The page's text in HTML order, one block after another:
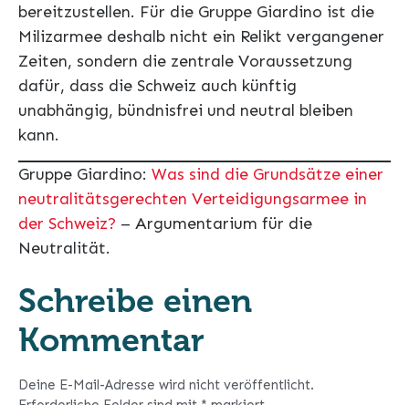
bereitzustellen. Für die Gruppe Giardino ist die
Milizarmee deshalb nicht ein Relikt vergangener
Zeiten, sondern die zentrale Voraussetzung
dafür, dass die Schweiz auch künftig
unabhängig, bündnisfrei und neutral bleiben
kann.
Gruppe Giardino: Was sind die Grundsätze einer
neutralitätsgerechten Verteidigungsarmee in
der Schweiz? – Argumentarium für die
Neutralität.
Schreibe einen
Kommentar
Deine E-Mail-Adresse wird nicht veröffentlicht.